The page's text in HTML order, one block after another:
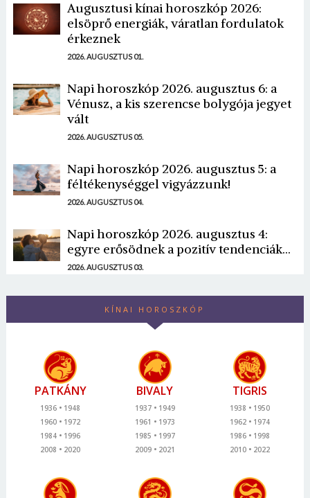
Augusztusi kínai horoszkóp 2026:
elsöprő energiák, váratlan fordulatok
érkeznek
2026. AUGUSZTUS 01.
Napi horoszkóp 2026. augusztus 6: a
Vénusz, a kis szerencse bolygója jegyet
vált
2026. AUGUSZTUS 05.
Napi horoszkóp 2026. augusztus 5: a
féltékenységgel vigyázzunk!
2026. AUGUSZTUS 04.
Napi horoszkóp 2026. augusztus 4:
egyre erősödnek a pozitív tendenciák...
2026. AUGUSZTUS 03.
KÍNAI HOROSZKÓP
PATKÁNY
1936
1948
1960
1972
1984
1996
2008
2020
BIVALY
1937
1949
1961
1973
1985
1997
2009
2021
TIGRIS
1938
1950
1962
1974
1986
1998
2010
2022